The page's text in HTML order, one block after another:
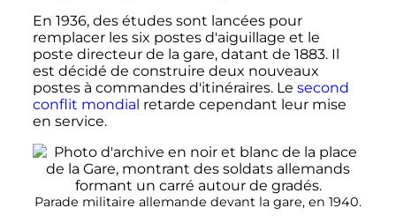
En 1936, des études sont lancées pour
remplacer les six postes d'aiguillage et le
poste directeur de la gare, datant de 1883. Il
est décidé de construire deux nouveaux
postes à commandes d'itinéraires. Le second
conflit mondial retarde cependant leur mise
en service.
Parade militaire allemande devant la gare, en 1940.